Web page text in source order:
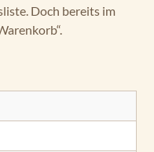
Doch bereits im